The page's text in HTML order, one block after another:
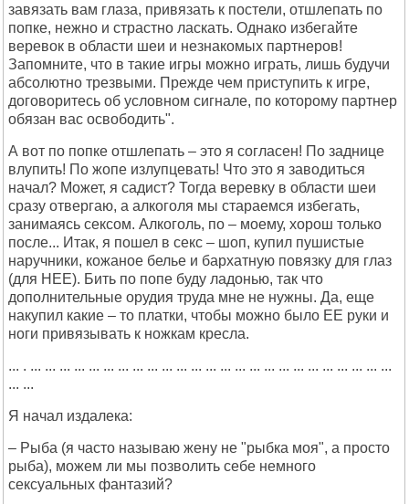
завязать вам глаза, привязать к постели, отшлепать по
попке, нежно и страстно ласкать. Однако избегайте
веревок в области шеи и незнакомых партнеров!
Запомните, что в такие игры можно играть, лишь будучи
абсолютно трезвыми. Прежде чем приступить к игре,
договоритесь об условном сигнале, по которому партнер
обязан вас освободить".
А вот по попке отшлепать – это я согласен! По заднице
влупить! По жопе излупцевать! Что это я заводиться
начал? Может, я садист? Тогда веревку в области шеи
сразу отвергаю, а алкоголя мы стараемся избегать,
занимаясь сексом. Алкоголь, по – моему, хорош только
после... Итак, я пошел в секс – шоп, купил пушистые
наручники, кожаное белье и бархатную повязку для глаз
(для НЕЕ). Бить по попе буду ладонью, так что
дополнительные орудия труда мне не нужны. Да, еще
накупил какие – то платки, чтобы можно было ЕЕ руки и
ноги привязывать к ножкам кресла.
... . ... ... ... ... ... ... ... ... ... ... ... ... ... ... ... ... ... ... ... ... ... ... ... ... ...
... ...
Я начал издалека:
– Рыба (я часто называю жену не "рыбка моя", а просто
рыба), можем ли мы позволить себе немного
сексуальных фантазий?